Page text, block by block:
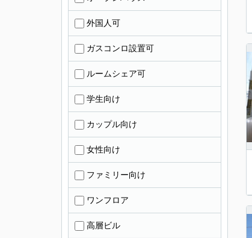
外国人可
ガスコンロ設置可
ルームシェア可
学生向け
カップル向け
女性向け
ファミリー向け
ワンフロア
高層ビル